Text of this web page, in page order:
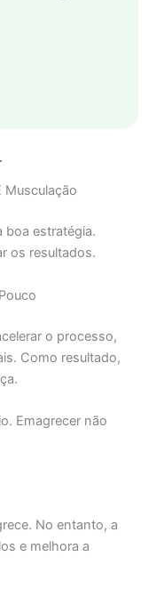
Musculação
boa estratégia.
os resultados.
o processo,
Como resultado,
Emagrecer não
No entanto, a
e melhora a